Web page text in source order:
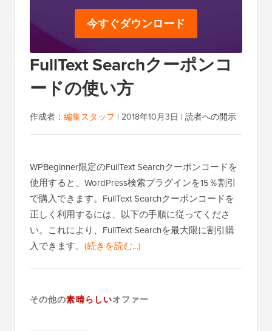
今すぐダウンロード
FullText Searchクーポンコ
ードの使い方
作成者： 編集スタッフ | 2018年10月3日 | 読者への開示
WPBeginner限定のFullText Searchクーポンコードを
使用すると、WordPress検索プラグインを15％割引
で購入できます。FullText Searchクーポンコードを
正しく利用するには、以下の手順に従ってくださ
い。これにより、FullText Searchを最大限に割引購
入できます。 (続きを読む…)
その他の素晴らしいオファー